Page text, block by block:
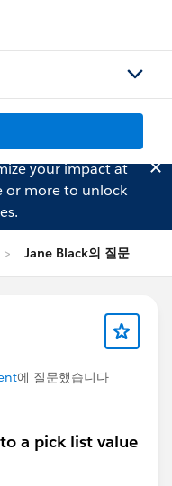
your impact at
more to unlock
Jane Black의 질문
에 질문했습니다
a pick list value